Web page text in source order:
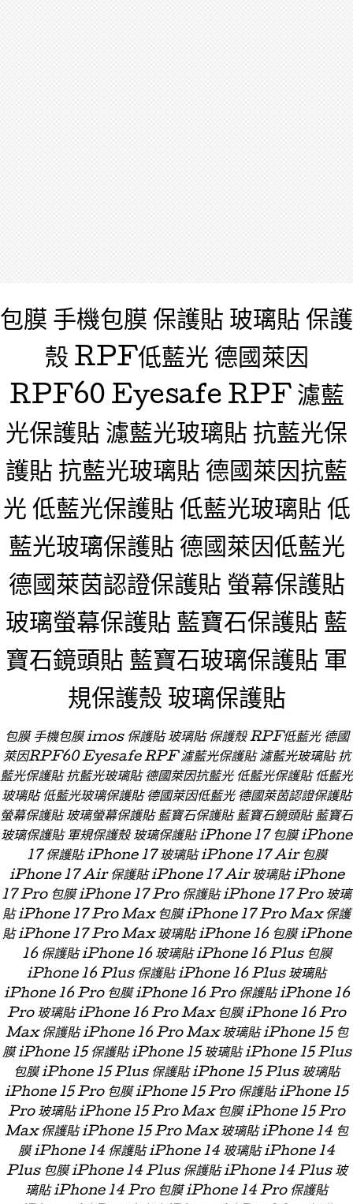
包膜 手機包膜 保護貼 玻璃貼 保護
殼 RPF低藍光 德國萊因
RPF60 Eyesafe RPF 濾藍
光保護貼 濾藍光玻璃貼 抗藍光保
護貼 抗藍光玻璃貼 德國萊因抗藍
光 低藍光保護貼 低藍光玻璃貼 低
藍光玻璃保護貼 德國萊因低藍光
德國萊茵認證保護貼 螢幕保護貼
玻璃螢幕保護貼 藍寶石保護貼 藍
寶石鏡頭貼 藍寶石玻璃保護貼 軍
規保護殼 玻璃保護貼
包膜 手機包膜 imos 保護貼 玻璃貼 保護殼 RPF低藍光 德國
萊因RPF60 Eyesafe RPF 濾藍光保護貼 濾藍光玻璃貼 抗
藍光保護貼 抗藍光玻璃貼 德國萊因抗藍光 低藍光保護貼 低藍光
玻璃貼 低藍光玻璃保護貼 德國萊因低藍光 德國萊茵認證保護貼
螢幕保護貼 玻璃螢幕保護貼 藍寶石保護貼 藍寶石鏡頭貼 藍寶石
玻璃保護貼 軍規保護殼 玻璃保護貼 iPhone 17 包膜 iPhone
17 保護貼 iPhone 17 玻璃貼 iPhone 17 Air 包膜
iPhone 17 Air 保護貼 iPhone 17 Air 玻璃貼 iPhone
17 Pro 包膜 iPhone 17 Pro 保護貼 iPhone 17 Pro 玻璃
貼 iPhone 17 Pro Max 包膜 iPhone 17 Pro Max 保護
貼 iPhone 17 Pro Max 玻璃貼 iPhone 16 包膜 iPhone
16 保護貼 iPhone 16 玻璃貼 iPhone 16 Plus 包膜
iPhone 16 Plus 保護貼 iPhone 16 Plus 玻璃貼
iPhone 16 Pro 包膜 iPhone 16 Pro 保護貼 iPhone 16
Pro 玻璃貼 iPhone 16 Pro Max 包膜 iPhone 16 Pro
Max 保護貼 iPhone 16 Pro Max 玻璃貼 iPhone 15 包
膜 iPhone 15 保護貼 iPhone 15 玻璃貼 iPhone 15 Plus
包膜 iPhone 15 Plus 保護貼 iPhone 15 Plus 玻璃貼
iPhone 15 Pro 包膜 iPhone 15 Pro 保護貼 iPhone 15
Pro 玻璃貼 iPhone 15 Pro Max 包膜 iPhone 15 Pro
Max 保護貼 iPhone 15 Pro Max 玻璃貼 iPhone 14 包
膜 iPhone 14 保護貼 iPhone 14 玻璃貼 iPhone 14
Plus 包膜 iPhone 14 Plus 保護貼 iPhone 14 Plus 玻
璃貼 iPhone 14 Pro 包膜 iPhone 14 Pro 保護貼